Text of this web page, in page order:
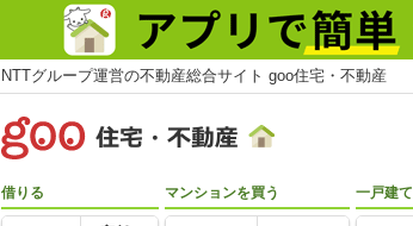
NTTグループ運営の不動産総合サイト goo住宅・不動産
借りる マンションを買う 一戸建